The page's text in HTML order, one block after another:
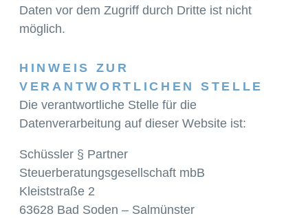
Daten vor dem Zugriff durch Dritte ist nicht
möglich.
HINWEIS ZUR
VERANTWORTLICHEN STELLE
Die verantwortliche Stelle für die
Datenverarbeitung auf dieser Website ist:
Schüssler § Partner
Steuerberatungsgesellschaft mbB
Kleiststraße 2
63628 Bad Soden – Salmünster